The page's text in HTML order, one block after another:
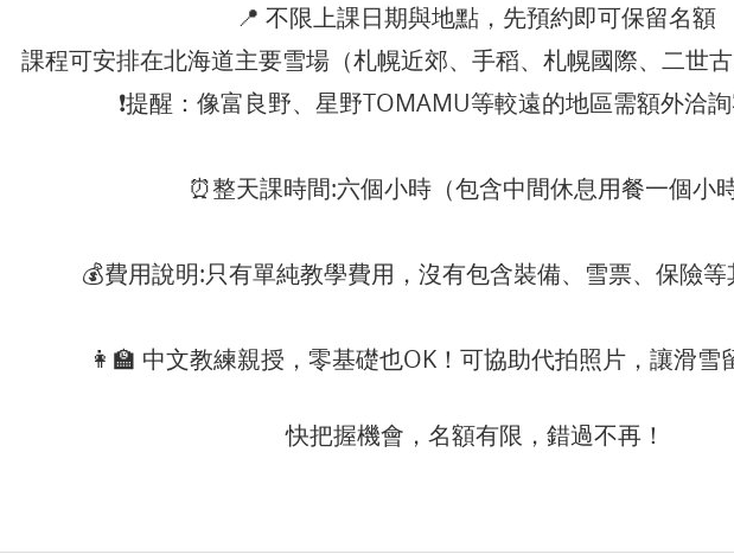
📍 不限上課日期與地點，先預約即可保留名額
課程可安排在北海道主要雪場（札幌近郊、手稻、札幌國際、二世古
❗️提醒：像富良野、星野TOMAMU等較遠的地區需額外洽
⏰整天課時間:六個小時（包含中間休息用餐一個小時
💰費用說明:只有單純教學費用，沒有包含裝備、雪票、保險等
👩‍🏫 中文教練親授，零基礎也OK！可協助代拍照片，讓滑雪
快把握機會，名額有限，錯過不再！